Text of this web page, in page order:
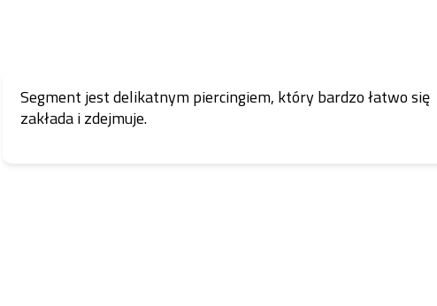
Segment jest delikatnym piercingiem, który bardzo łatwo się
zakłada i zdejmuje.